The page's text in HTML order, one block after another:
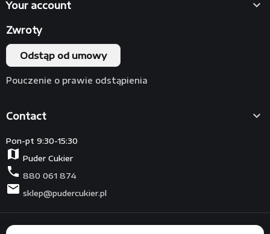
Your account 
Contact 
Pon-pt 9:30-15:30
map Puder Cukier
phone 880 061 874
mail sklep@pudercukier.pl
Zwroty
Odstąp od umowy
Pouczenie o prawie odstąpienia